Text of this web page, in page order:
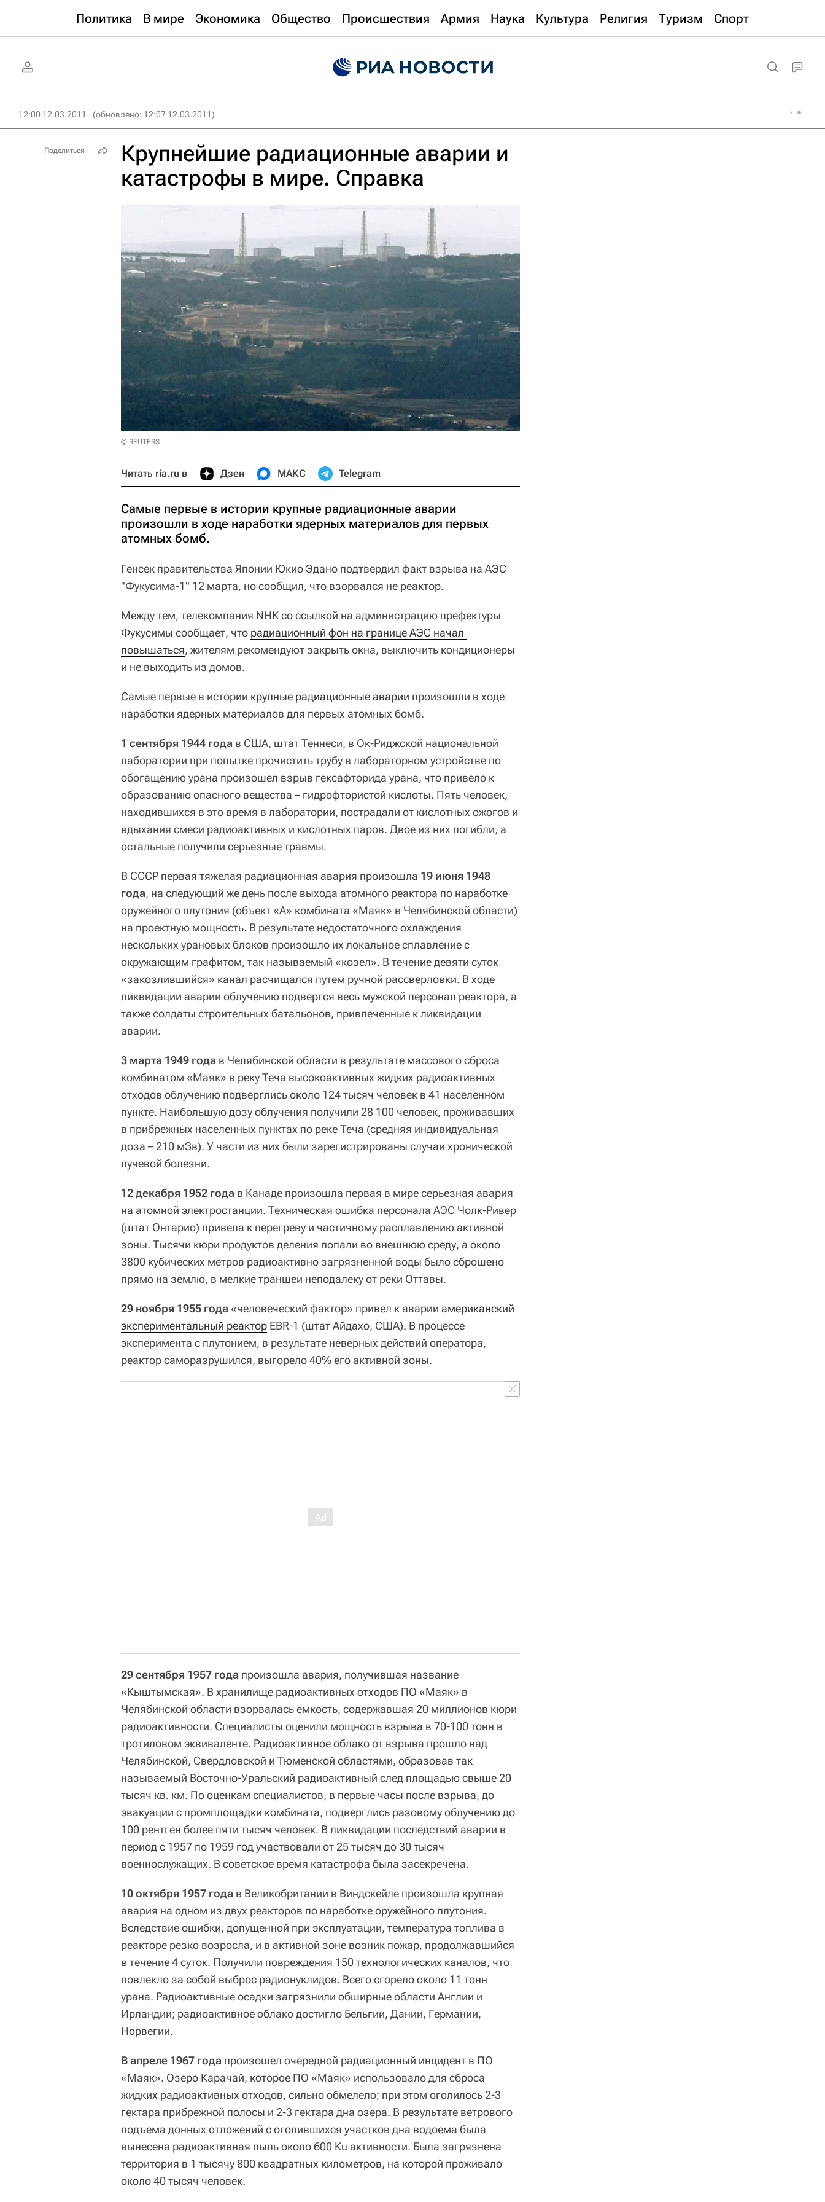
Политика В мире Экономика Общество Происшествия Армия Наука Культура Религия Туризм Спорт
12:00 12.03.2011 (обновлено: 12:07 12.03.2011)
Крупнейшие радиационные аварии и
катастрофы в мире. Справка
© REUTERS
Читать ria.ru в Дзен МАКС Telegram
Самые первые в истории крупные радиационные аварии
произошли в ходе наработки ядерных материалов для первых
атомных бомб.
Генсек правительства Японии Юкио Эдано подтвердил факт взрыва на АЭС
"Фукусима-1" 12 марта, но сообщил, что взорвался не реактор.
Между тем, телекомпания NHK со ссылкой на администрацию префектуры
Фукусимы сообщает, что радиационный фон на границе АЭС начал
повышаться, жителям рекомендуют закрыть окна, выключить кондиционеры
и не выходить из домов.
Самые первые в истории крупные радиационные аварии произошли в ходе
наработки ядерных материалов для первых атомных бомб.
1 сентября 1944 года в США, штат Теннеси, в Ок-Риджской национальной
лаборатории при попытке прочистить трубу в лабораторном устройстве по
обогащению урана произошел взрыв гексафторида урана, что привело к
образованию опасного вещества – гидрофтористой кислоты. Пять человек,
находившихся в это время в лаборатории, пострадали от кислотных ожогов и
вдыхания смеси радиоактивных и кислотных паров. Двое из них погибли, а
остальные получили серьезные травмы.
В СССР первая тяжелая радиационная авария произошла 19 июня 1948
года, на следующий же день после выхода атомного реактора по наработке
оружейного плутония (объект «А» комбината «Маяк» в Челябинской области)
на проектную мощность. В результате недостаточного охлаждения
нескольких урановых блоков произошло их локальное сплавление с
окружающим графитом, так называемый «козел». В течение девяти суток
«закозлившийся» канал расчищался путем ручной рассверловки. В ходе
ликвидации аварии облучению подвергся весь мужской персонал реактора, а
также солдаты строительных батальонов, привлеченные к ликвидации
аварии.
3 марта 1949 года в Челябинской области в результате массового сброса
комбинатом «Маяк» в реку Теча высокоактивных жидких радиоактивных
отходов облучению подверглись около 124 тысяч человек в 41 населенном
пункте. Наибольшую дозу облучения получили 28 100 человек, проживавших
в прибрежных населенных пунктах по реке Теча (средняя индивидуальная
доза – 210 мЗв). У части из них были зарегистрированы случаи хронической
лучевой болезни.
12 декабря 1952 года в Канаде произошла первая в мире серьезная авария
на атомной электростанции. Техническая ошибка персонала АЭС Чолк-Ривер
(штат Онтарио) привела к перегреву и частичному расплавлению активной
зоны. Тысячи кюри продуктов деления попали во внешнюю среду, а около
3800 кубических метров радиоактивно загрязненной воды было сброшено
прямо на землю, в мелкие траншеи неподалеку от реки Оттавы.
29 ноября 1955 года «человеческий фактор» привел к аварии американский
экспериментальный реактор EBR-1 (штат Айдахо, США). В процессе
эксперимента с плутонием, в результате неверных действий оператора,
реактор саморазрушился, выгорело 40% его активной зоны.
29 сентября 1957 года произошла авария, получившая название
«Кыштымская». В хранилище радиоактивных отходов ПО «Маяк» в
Челябинской области взорвалась емкость, содержавшая 20 миллионов кюри
радиоактивности. Специалисты оценили мощность взрыва в 70-100 тонн в
тротиловом эквиваленте. Радиоактивное облако от взрыва прошло над
Челябинской, Свердловской и Тюменской областями, образовав так
называемый Восточно-Уральский радиоактивный след площадью свыше 20
тысяч кв. км. По оценкам специалистов, в первые часы после взрыва, до
эвакуации с промплощадки комбината, подверглись разовому облучению до
100 рентген более пяти тысяч человек. В ликвидации последствий аварии в
период с 1957 по 1959 год участвовали от 25 тысяч до 30 тысяч
военнослужащих. В советское время катастрофа была засекречена.
10 октября 1957 года в Великобритании в Виндскейле произошла крупная
авария на одном из двух реакторов по наработке оружейного плутония.
Вследствие ошибки, допущенной при эксплуатации, температура топлива в
реакторе резко возросла, и в активной зоне возник пожар, продолжавшийся
в течение 4 суток. Получили повреждения 150 технологических каналов, что
повлекло за собой выброс радионуклидов. Всего сгорело около 11 тонн
урана. Радиоактивные осадки загрязнили обширные области Англии и
Ирландии; радиоактивное облако достигло Бельгии, Дании, Германии,
Норвегии.
Вапреле 1967 года произошел очередной радиационный инцидент в ПО
«Маяк». Озеро Карачай, которое ПО «Маяк» использовало для сброса
жидких радиоактивных отходов, сильно обмелело; при этом оголилось 2-3
гектара прибрежной полосы и 2-3 гектара дна озера. В результате ветрового
подъема донных отложений с оголившихся участков дна водоема была
вынесена радиоактивная пыль около 600 Ku активности. Была загрязнена
территория в 1 тысячу 800 квадратных километров, на которой проживало
около 40 тысяч человек.
Поделиться